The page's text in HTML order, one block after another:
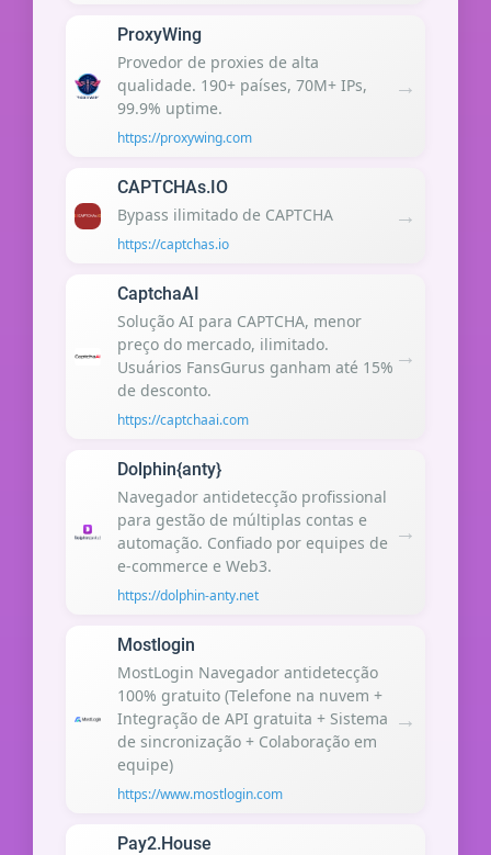
ProxyWing
Provedor de proxies de alta
qualidade. 190+ países, 70M+ IPs,
99.9% uptime.
https://proxywing.com
→
CAPTCHAs.IO
Bypass ilimitado de CAPTCHA
https://captchas.io
→
CaptchaAI
Solução AI para CAPTCHA, menor
preço do mercado, ilimitado.
Usuários FansGurus ganham até 15%
de desconto.
https://captchaai.com
→
Dolphin{anty}
Navegador antidetecção profissional
para gestão de múltiplas contas e
automação. Confiado por equipes de
e-commerce e Web3.
https://dolphin-anty.net
→
Mostlogin
MostLogin Navegador antidetecção
100% gratuito (Telefone na nuvem +
Integração de API gratuita + Sistema
de sincronização + Colaboração em
equipe)
https://www.mostlogin.com
→
Pay2.House